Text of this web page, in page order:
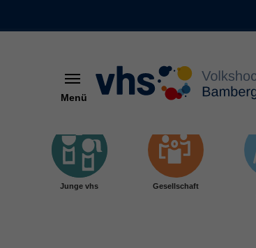
Menü
Junge vhs Gesellschaft